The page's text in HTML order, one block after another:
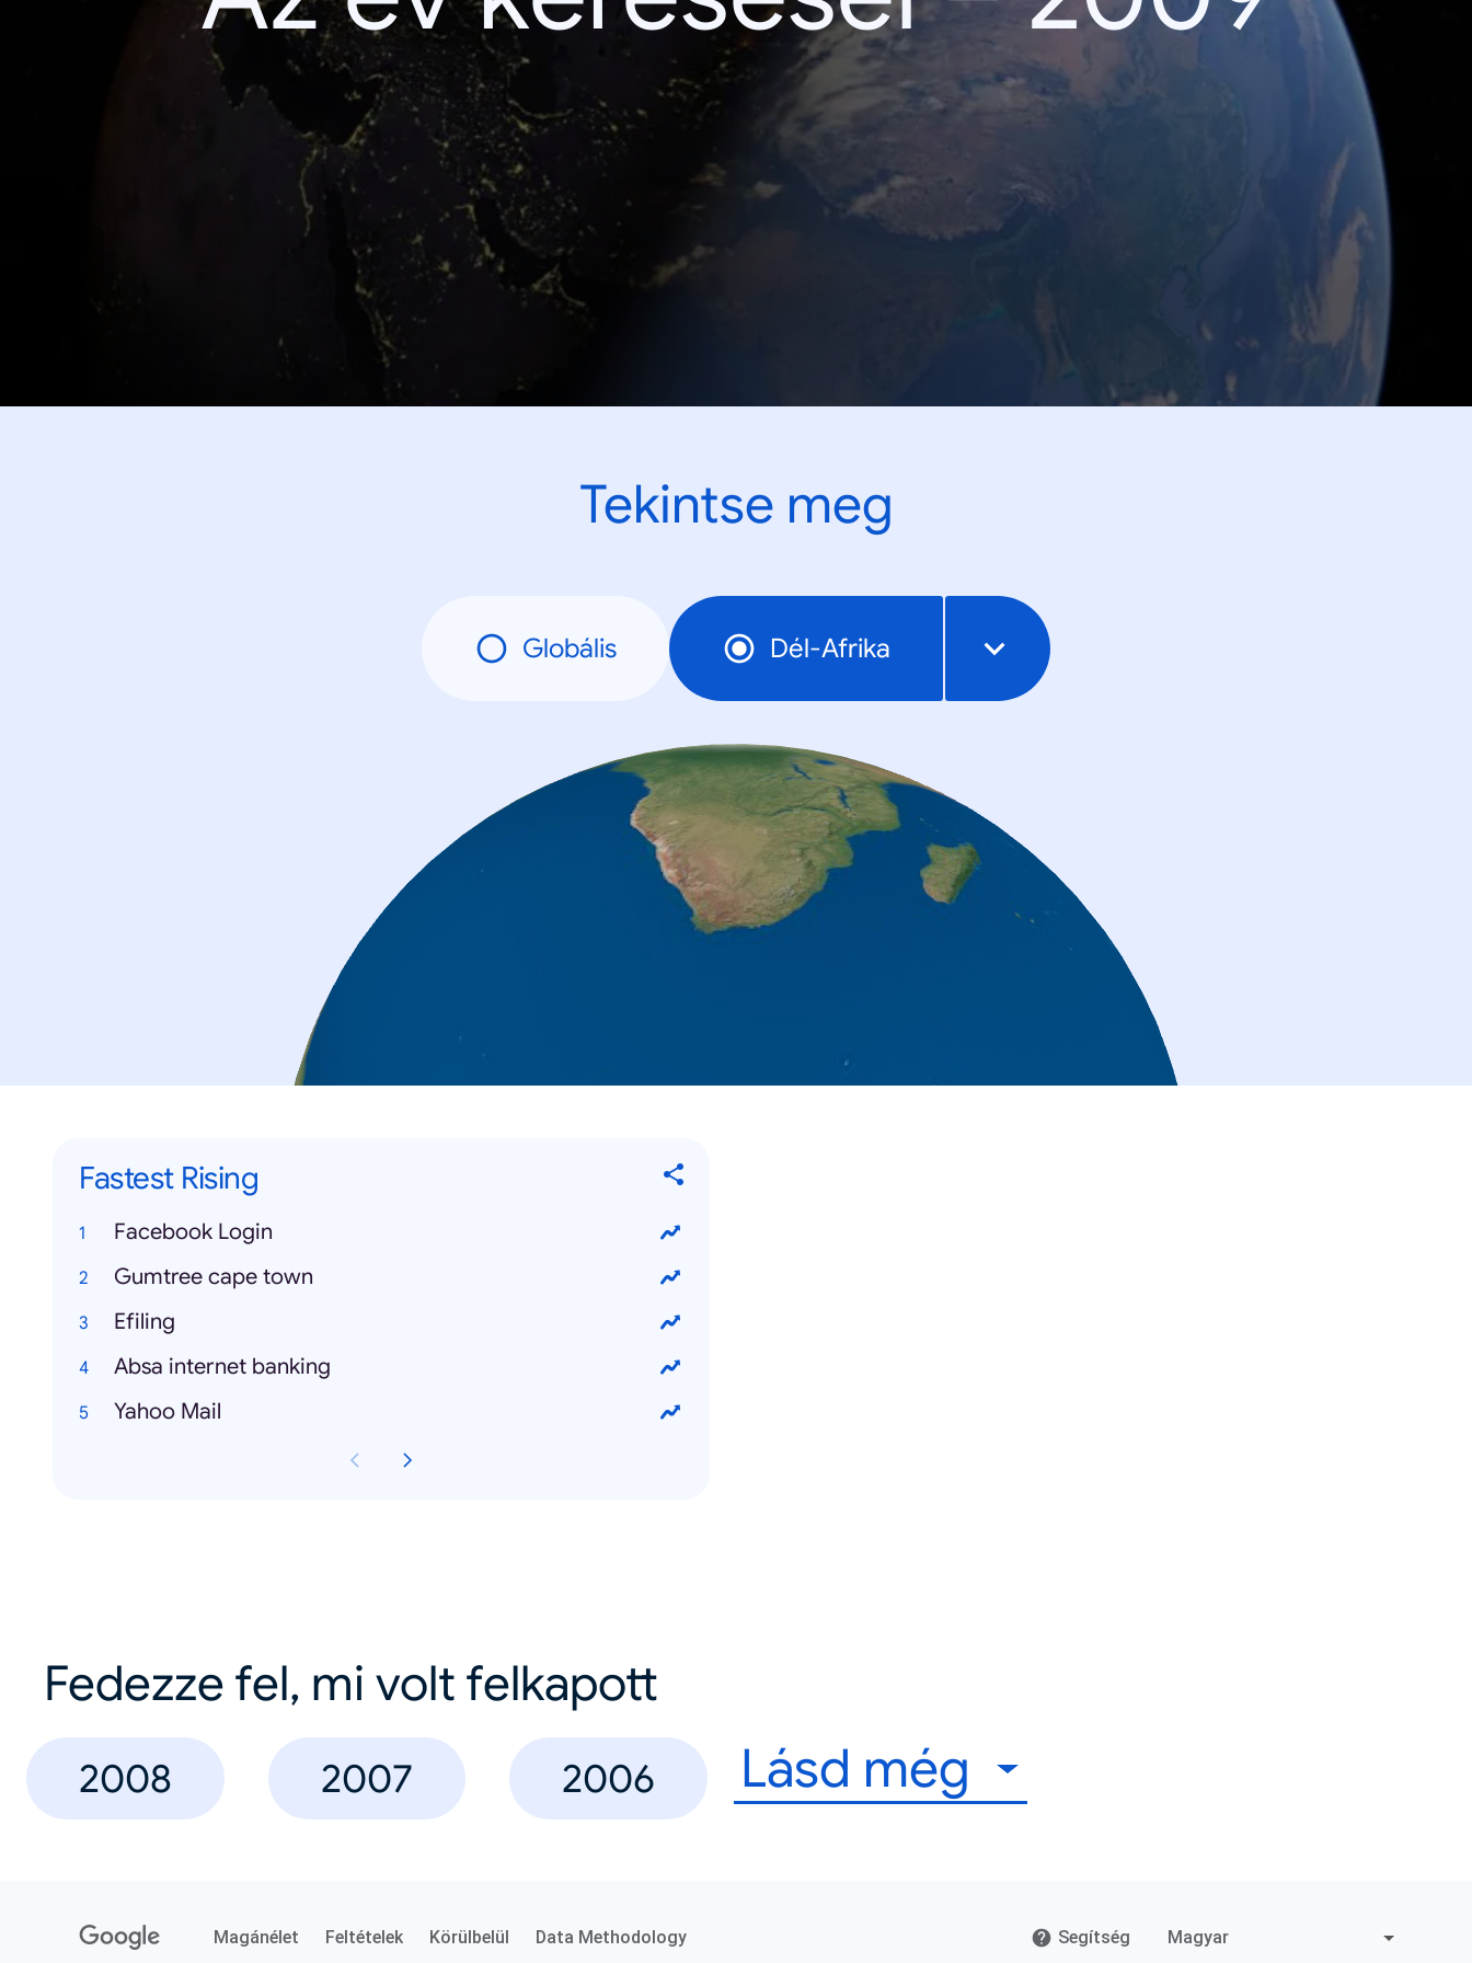
Tekintse meg
Globális Dél-Afrika
Fastest Rising
Facebook Login
Gumtree cape town
Efiling
Absa internet banking
Yahoo Mail
Fedezze fel, mi volt felkapott
2008 2007 2006 Lásd még
Magánélet Feltételek Körülbelül Data Methodology Segítség